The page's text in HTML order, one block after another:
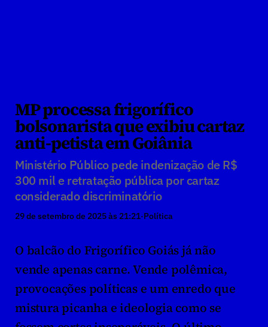
MP processa frigorífico
bolsonarista que exibiu cartaz
anti-petista em Goiânia
Ministério Público pede indenização de R$
300 mil e retratação pública por cartaz
considerado discriminatório
29 de setembro de 2025 às 21:21·Política
O balcão do Frigorífico Goiás já não
vende apenas carne. Vende polêmica,
provocações políticas e um enredo que
mistura picanha e ideologia como se